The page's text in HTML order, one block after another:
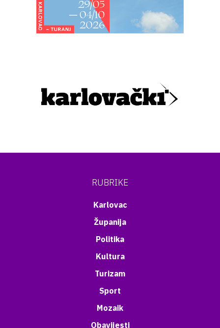
RUBRIKE
Karlovac
Županija
Politika
Kultura
Turizam
Sport
Mozaik
Obavijesti